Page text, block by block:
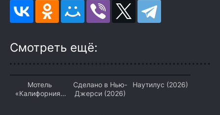
Смотреть ещё:
Мотель
«Калифорния»
Сделано в Нью-
Джерси (2026)
Наутилус (2026)